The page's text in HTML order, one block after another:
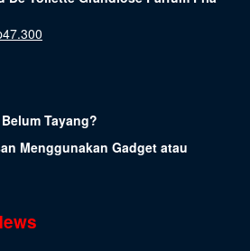
47.300
Tayang?
Menggunakan Gadget atau